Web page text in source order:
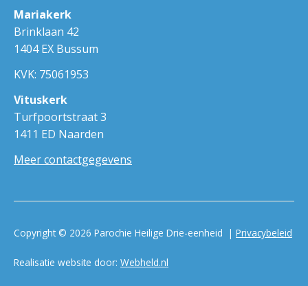
Mariakerk
Brinklaan 42
1404 EX Bussum
KVK: 75061953
Vituskerk
Turfpoortstraat 3
1411 ED Naarden
Meer contactgegevens
Copyright © 2026 Parochie Heilige Drie-eenheid | Privacybeleid
Realisatie website door: Webheld.nl